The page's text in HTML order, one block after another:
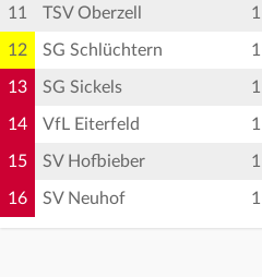
11 TSV Oberzell 1
12 SG Schlüchtern 1
13 SG Sickels 1
14 VfL Eiterfeld 1
15 SV Hofbieber 1
16 SV Neuhof 1